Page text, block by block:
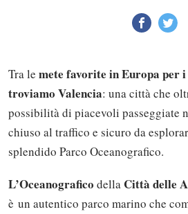
Tra le mete favorite in Europa per
troviamo Valencia: una città che
possibilità di piacevoli passeggiate
chiuso al traffico e sicuro da
splendido Parco Oceanografico.
L’Oceanografico della Città delle
è un autentico parco marino che